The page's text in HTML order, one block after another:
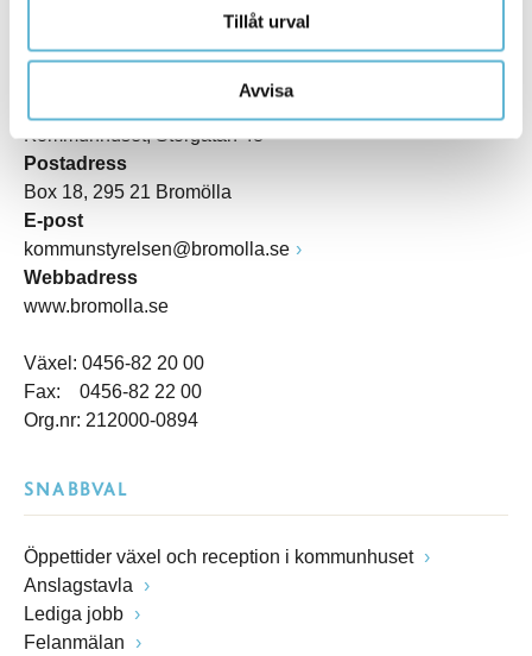
Tillåt urval
Avvisa
Kommunhuset, Storgatan 48
Postadress
Box 18, 295 21 Bromölla
E-post
kommunstyrelsen@bromolla.se
Webbadress
www.bromolla.se
Växel: 0456-82 20 00
Fax: 0456-82 22 00
Org.nr: 212000-0894
SNABBVAL
Öppettider växel och reception i kommunhuset
Anslagstavla
Lediga jobb
Felanmälan